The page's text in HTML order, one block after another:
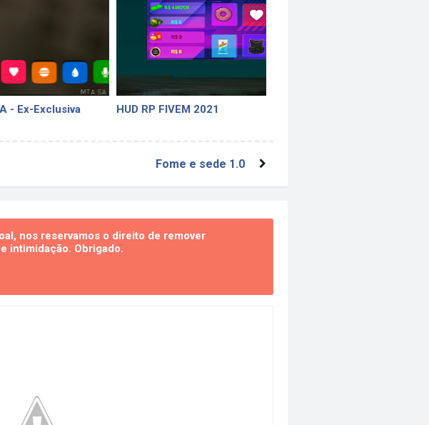
- Ex-Exclusiva HUD RP FIVEM 2021
Fome e sede 1.0
nos reservamos o direito de remover
intimidação. Obrigado.